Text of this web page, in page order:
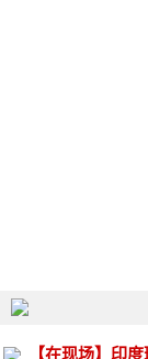
【在现场】印